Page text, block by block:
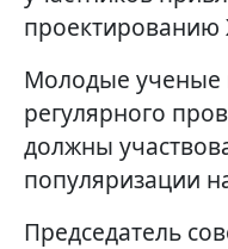
проектированию
Молодые ученые
регулярного
должны
популяризации
Председатель